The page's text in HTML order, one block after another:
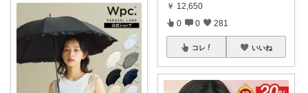
￥ 12,650
0 0 281
コレ いいね